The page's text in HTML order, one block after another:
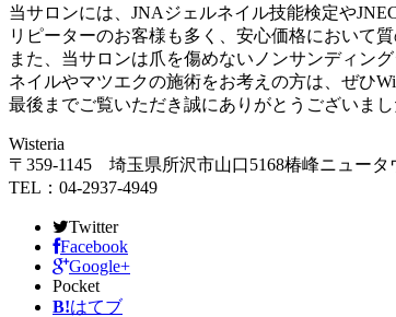
当サロンには、JNAジェルネイル技能検定や
リピーターのお客様も多く、安心価格において
また、当サロンは爪を傷めないノンサンディン
ネイルやマツエクの施術をお考えの方は、ぜひ
最後までご覧いただき誠にありがとうございまし
Wisteria
〒359-1145 埼玉県所沢市山口5168椿峰ニュータ
TEL：04-2937-4949
Twitter
Facebook
Google+
Pocket
B!はてブ